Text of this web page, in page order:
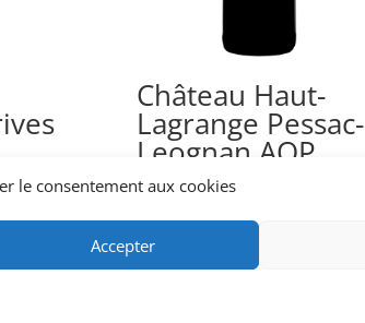
le consentement aux cookies
Accepter
Château Haut-
Lagrange Pessac-
Leognan AOP
2017
CHF32.00